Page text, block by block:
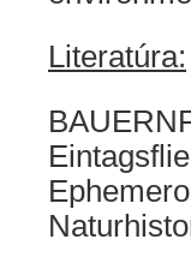
Literatúra: